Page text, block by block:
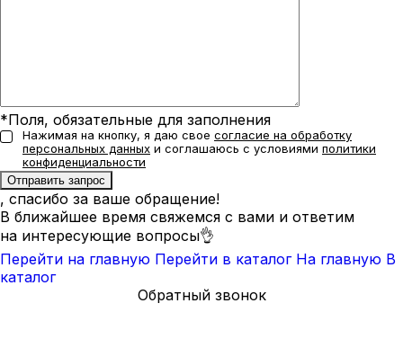
*Поля, обязательные для заполнения
Нажимая на кнопку, я даю свое согласие на обработку
персональных данных и соглашаюсь с условиями политики
конфиденциальности
, спасибо за ваше обращение!
В ближайшее время свяжемся с вами и ответим
на интересующие вопросы👌
Перейти на главную Перейти в каталог На главную В
каталог
Обратный звонок